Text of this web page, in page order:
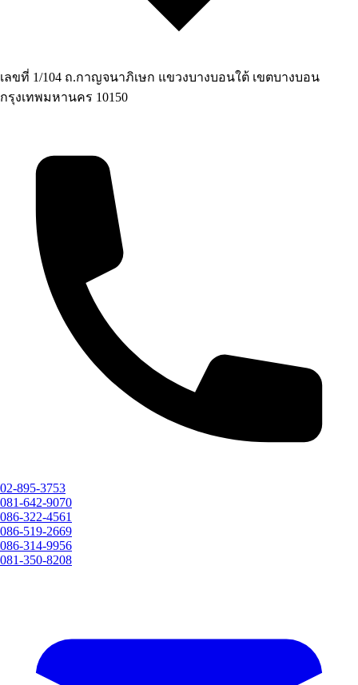
เลขที่ 1/104 ถ.กาญจนาภิเษก แขวงบางบอนใต้ เขตบางบอน
กรุงเทพมหานคร 10150
02-895-3753
081-642-9070
086-322-4561
086-519-2669
086-314-9956
081-350-8208